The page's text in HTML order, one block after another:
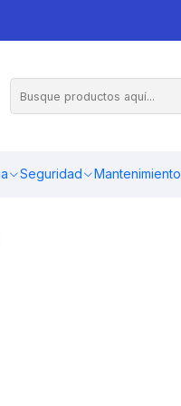
Seguridad Mantenimiento
VERDE